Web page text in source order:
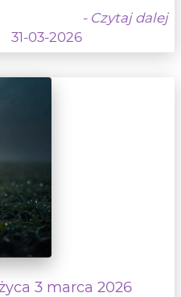
- Czytaj dalej
31-03-2026
3 marca 2026